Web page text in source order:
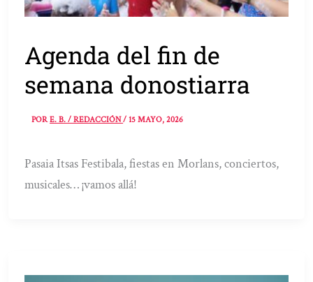
Agenda del fin de
semana donostiarra
PORE. B. / REDACCIÓN/15 MAYO, 2026
Pasaia Itsas Festibala, fiestas en Morlans, conciertos,
musicales… ¡vamos allá!